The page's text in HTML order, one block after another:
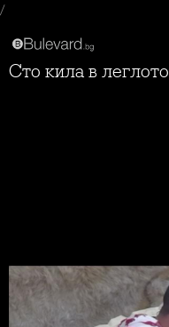
/
Сто кила в леглото